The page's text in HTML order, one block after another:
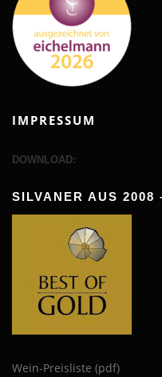
IMPRESSUM
DOWNLOAD:
SILVANER AUS 2008
Wein-Preisliste (pdf)